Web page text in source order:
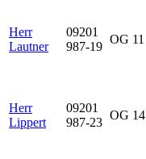
Herr
Lautner
09201
987-19
OG 11
Herr
Lippert
09201
987-23
OG 14